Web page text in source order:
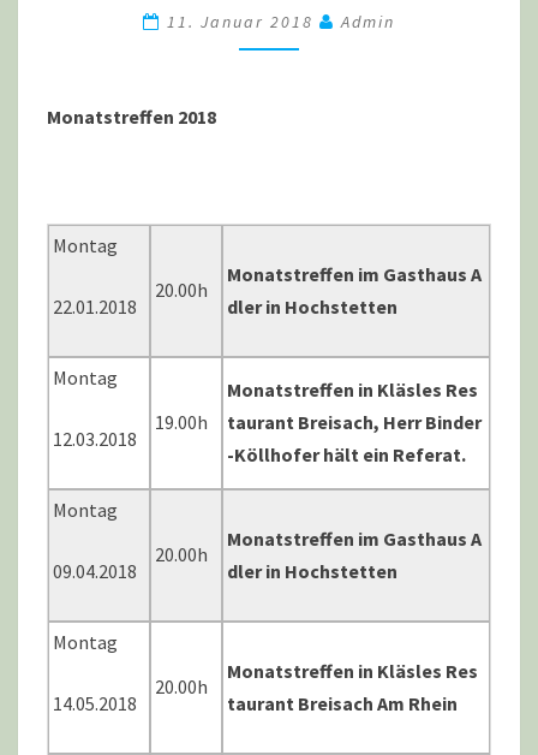
2018
11. Januar 2018 Admin
Monatstreffen 2018
Montag
22.01.2018
20.00h
Monatstreffen im Gasthaus A
dler in Hochstetten
Montag
12.03.2018
19.00h
Monatstreffen in Kläsles Res
taurant Breisach, Herr Binder
-Köllhofer hält ein Referat.
Montag
09.04.2018
20.00h
Monatstreffen im Gasthaus A
dler in Hochstetten
Montag
14.05.2018
20.00h
Monatstreffen in Kläsles Res
taurant Breisach Am Rhein